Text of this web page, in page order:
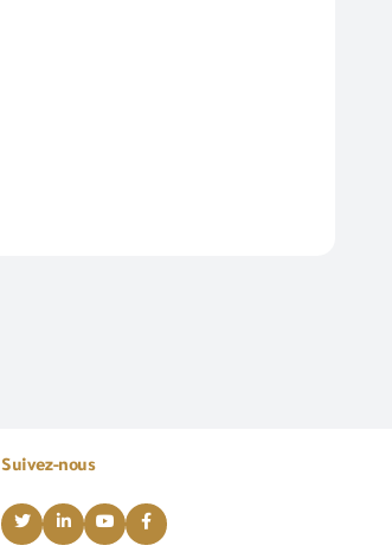
Suivez-nous